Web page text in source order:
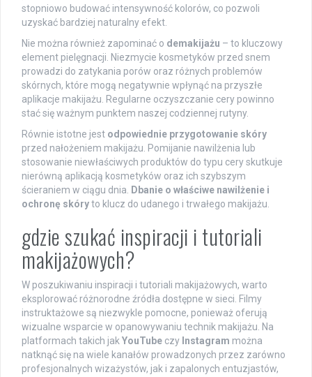
stopniowo budować intensywność kolorów, co pozwoli
uzyskać bardziej naturalny efekt.
Nie można również zapominać o demakijażu – to kluczowy
element pielęgnacji. Niezmycie kosmetyków przed snem
prowadzi do zatykania porów oraz różnych problemów
skórnych, które mogą negatywnie wpłynąć na przyszłe
aplikacje makijażu. Regularne oczyszczanie cery powinno
stać się ważnym punktem naszej codziennej rutyny.
Równie istotne jest odpowiednie przygotowanie skóry
przed nałożeniem makijażu. Pomijanie nawilżenia lub
stosowanie niewłaściwych produktów do typu cery skutkuje
nierówną aplikacją kosmetyków oraz ich szybszym
ścieraniem w ciągu dnia. Dbanie o właściwe nawilżenie i
ochronę skóryto klucz do udanego i trwałego makijażu.
gdzie szukać inspiracji i tutoriali
makijażowych?
W poszukiwaniu inspiracji i tutoriali makijażowych, warto
eksplorować różnorodne źródła dostępne w sieci. Filmy
instruktażowe są niezwykle pomocne, ponieważ oferują
wizualne wsparcie w opanowywaniu technik makijażu. Na
platformach takich jak YouTube czy Instagram można
natknąć się na wiele kanałów prowadzonych przez zarówno
profesjonalnych wizażystów, jak i zapalonych entuzjastów,